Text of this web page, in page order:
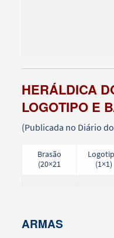
HERÁLDICA
LOGOTIPO E
(Publicada no Diário
Brasão
(20×21
(1×1)
ARMAS